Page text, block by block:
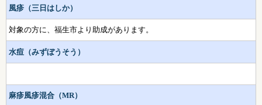
風疹（三日はしか）
対象の方に、福生市より助成があります。
水痘（みずぼうそう）
麻疹風疹混合（MR）